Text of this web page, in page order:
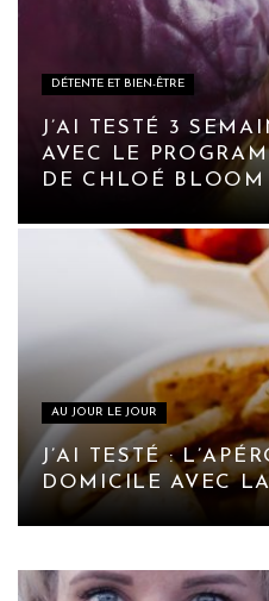
DÉTENTE ET BIEN-ÊTRE
J’AI TESTÉ 3
AVEC LE
DE CHLOÉ BLOOM
AU JOUR LE JOUR
J’AI TESTÉ :
DOMICILE AVEC